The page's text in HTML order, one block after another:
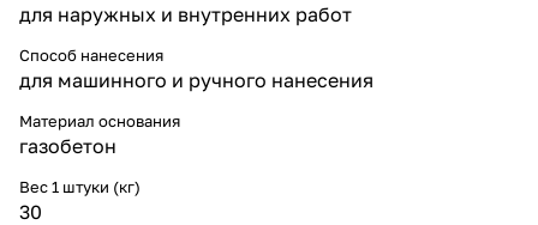
для наружных и внутренних работ
Способ нанесения
для машинного и ручного нанесения
Материал основания
газобетон
Вес 1 штуки (кг)
30